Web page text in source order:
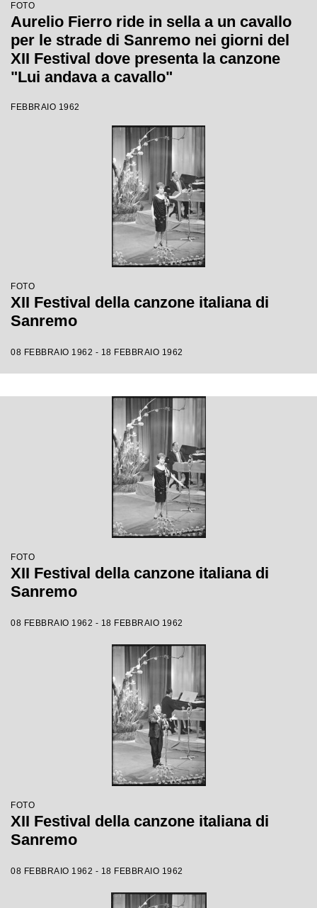
FOTO
Aurelio Fierro ride in sella a un cavallo
per le strade di Sanremo nei giorni del
XII Festival dove presenta la canzone
"Lui andava a cavallo"
FEBBRAIO 1962
FOTO
XII Festival della canzone italiana di
Sanremo
08 FEBBRAIO 1962 - 18 FEBBRAIO 1962
FOTO
XII Festival della canzone italiana di
Sanremo
08 FEBBRAIO 1962 - 18 FEBBRAIO 1962
FOTO
XII Festival della canzone italiana di
Sanremo
08 FEBBRAIO 1962 - 18 FEBBRAIO 1962